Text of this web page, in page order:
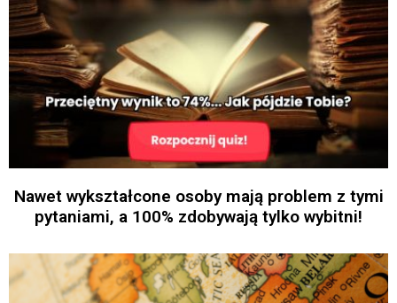
Nawet wykształcone osoby mają problem z tymi
pytaniami, a 100% zdobywają tylko wybitni!